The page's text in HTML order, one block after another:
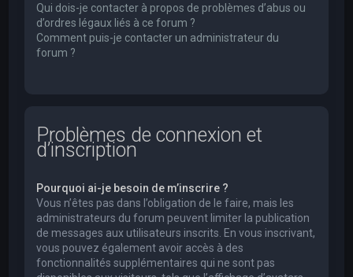
Qui dois-je contacter à propos de problèmes d’abus ou
d’ordres légaux liés à ce forum ?
Comment puis-je contacter un administrateur du
forum ?
Problèmes de connexion et
d’inscription
Pourquoi ai-je besoin de m’inscrire ?
Vous n’êtes pas dans l’obligation de le faire, mais les
administrateurs du forum peuvent limiter la publication
de messages aux utilisateurs inscrits. En vous inscrivant,
vous pouvez également avoir accès à des
fonctionnalités supplémentaires qui ne sont pas